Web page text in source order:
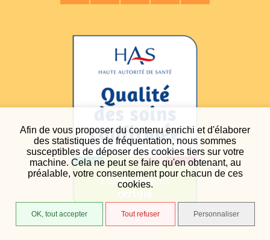
Afin de vous proposer du contenu enrichi et d'élaborer
des statistiques de fréquentation, nous sommes
susceptibles de déposer des cookies tiers sur votre
machine. Cela ne peut se faire qu'en obtenant, au
préalable, votre consentement pour chacun de ces
cookies.
OK, tout accepter Tout refuser Personnaliser